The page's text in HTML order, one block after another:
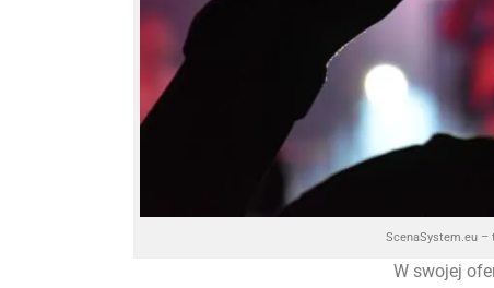
ScenaSystem.eu –
W swojej